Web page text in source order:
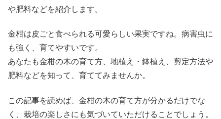
や肥料などを紹介します。
金柑は皮ごと食べられる可愛らしい果実ですね。病害虫に
も強く、育てやすいです。
あなたも金柑の木の育て方、地植え・鉢植え、剪定方法や
肥料などを知って、育ててみませんか。
この記事を読めば、金柑の木の育て方が分かるだけでな
く、栽培の楽しさにも気づいていただけることでしょう。